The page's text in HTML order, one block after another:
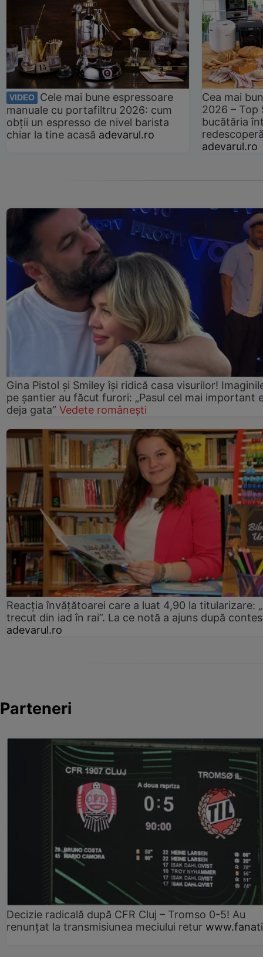
VIDEO
Cele mai bune espressoare
manuale cu portafiltru 2026: cum
obții un espresso de nivel barista
chiar la tine acasă adevarul.ro
Cea mai
2026 –
bucătăria
adevarul.ro
Gina Pistol și Smiley își ridică casa visurilor!
pe șantier au făcut furori: „Pasul cel mai important
deja gata” Vedete românești
Reacția învățătoarei care a luat 4,90 la titularizare:
trecut din iad în rai”. La ce notă a ajuns după
adevarul.ro
Parteneri
Decizie radicală după CFR Cluj – Tromso 0-5! Au
renunțat la transmisiunea meciului retur